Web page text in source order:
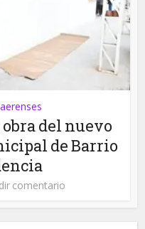
del nuevo
de Barrio
comentario